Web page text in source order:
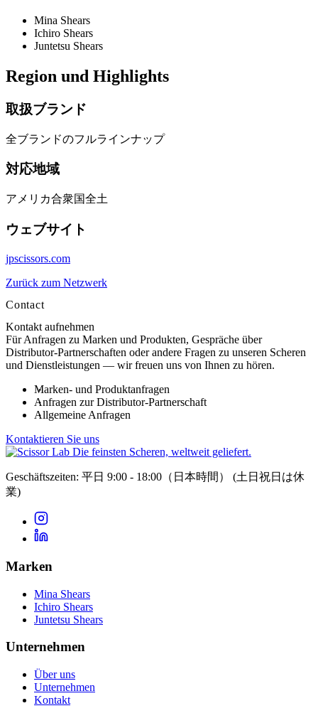
Mina Shears
Ichiro Shears
Juntetsu Shears
Region und Highlights
取扱ブランド
全ブランドのフルラインナップ
対応地域
アメリカ合衆国全土
ウェブサイト
jpscissors.com
Zurück zum Netzwerk
Contact
Kontakt aufnehmen
Für Anfragen zu Marken und Produkten, Gespräche über
Distributor-Partnerschaften oder andere Fragen zu unseren Scheren
und Dienstleistungen — wir freuen uns von Ihnen zu hören.
Marken- und Produktanfragen
Anfragen zur Distributor-Partnerschaft
Allgemeine Anfragen
Kontaktieren Sie uns
Die feinsten Scheren, weltweit geliefert.
Geschäftszeiten: 平日 9:00 - 18:00（日本時間） (土日祝日は休
業)
Marken
Mina Shears
Ichiro Shears
Juntetsu Shears
Unternehmen
Über uns
Unternehmen
Kontakt